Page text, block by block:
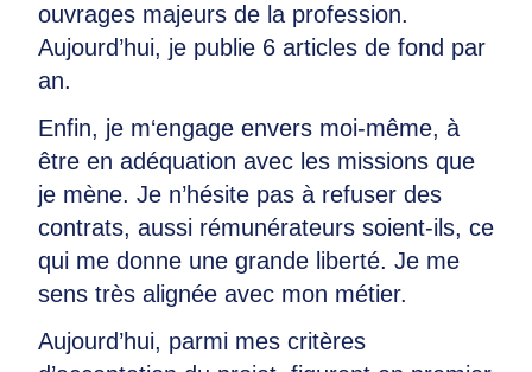
ouvrages majeurs de la profession.
Aujourd’hui, je publie 6 articles de fond par
an.
Enfin, je m‘engage envers moi-même, à
être en adéquation avec les missions que
je mène. Je n’hésite pas à refuser des
contrats, aussi rémunérateurs soient-ils, ce
qui me donne une grande liberté. Je me
sens très alignée avec mon métier.
Aujourd’hui, parmi mes critères